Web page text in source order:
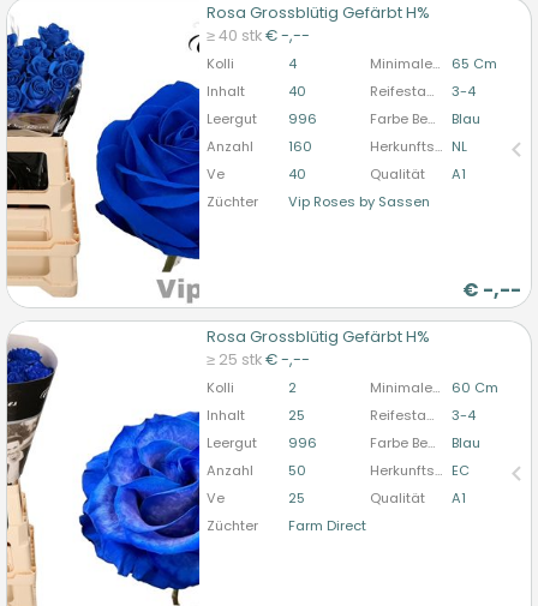
Rosa Grossblütig Gefärbt H%
≥ 40 stk€ -,--
Kolli 4 Minimale Stiellänge
65 Cm
Inhalt
40 Reifestadium
3-4
Leergut
996 Farbe Behandelt
Blau
Anzahl
160 Herkunftsland NL
Ve
40 Qualität
A1
Züchter
Vip Roses by Sassen
€ -,--
Rosa Grossblütig Gefärbt H%
U moet ingelogd zijn om te kunnen kopen.
Hier
bitte anmelden
Rosa Grossblütig Gefärbt H%
≥ 25 stk€ -,--
Kolli 2 Minimale Stiellänge
60 Cm
Inhalt
25 Reifestadium
3-4
Leergut
996 Farbe Behandelt
Blau
Anzahl
50 Herkunftsland EC
Ve
25 Qualität
A1
Züchter
Farm Direct
Rosa Grossblütig Gefärbt H%
U moet ingelogd zijn om te kunnen kopen.
Hier
bitte anmelden